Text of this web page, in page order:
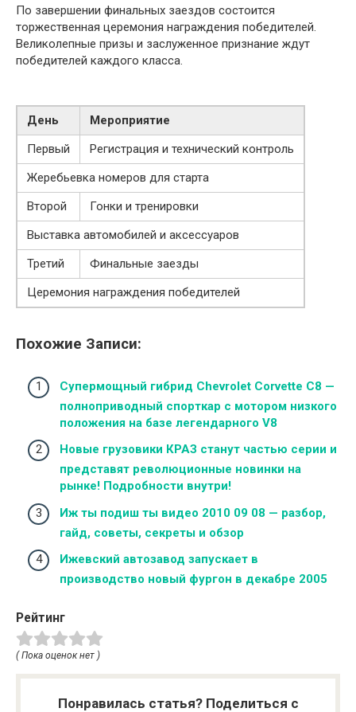
По завершении финальных заездов состоится
торжественная церемония награждения победителей.
Великолепные призы и заслуженное признание ждут
победителей каждого класса.
День
Мероприятие
Первый
Регистрация и технический контроль
Жеребьевка номеров для старта
Второй
Гонки и тренировки
Выставка автомобилей и аксессуаров
Третий
Финальные заезды
Церемония награждения победителей
Похожие Записи:
Супермощный гибрид Chevrolet Corvette C8 —
полноприводный спорткар с мотором низкого
положения на базе легендарного V8
Новые грузовики КРАЗ станут частью серии и
представят революционные новинки на
рынке! Подробности внутри!
Иж ты подиш ты видео 2010 09 08 — разбор,
гайд, советы, секреты и обзор
Ижевский автозавод запускает в
производство новый фургон в декабре 2005
Рейтинг
( Пока оценок нет )
Понравилась статья? Поделиться с